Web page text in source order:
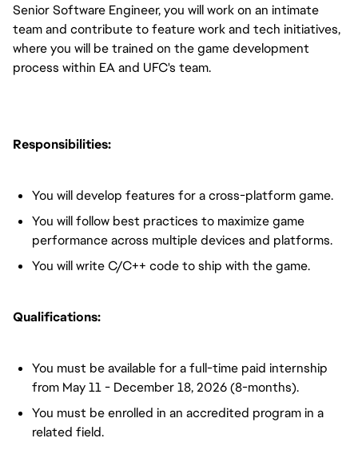
Senior Software Engineer, you will work on an intimate
team and contribute to feature work and tech initiatives,
where you will be trained on the game development
process within EA and UFC's team.
Responsibilities:
You will develop features for a cross-platform game.
You will follow best practices to maximize game
performance across multiple devices and platforms.
You will write C/C++ code to ship with the game.
Qualifications:
You must be available for a full-time paid internship
from May 11 - December 18, 2026 (8-months).
You must be enrolled in an accredited program in a
related field.